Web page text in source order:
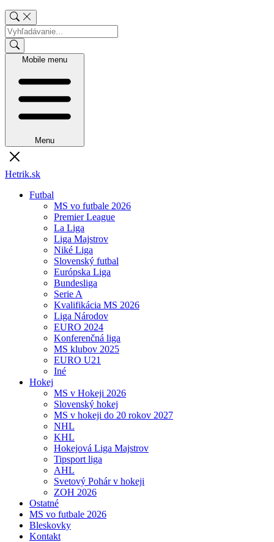
Mobile menu
Menu
Hetrik.sk
Futbal
MS vo futbale 2026
Premier League
La Liga
Liga Majstrov
Niké Liga
Slovenský futbal
Európska Liga
Bundesliga
Serie A
Kvalifikácia MS 2026
Liga Národov
EURO 2024
Konferenčná liga
MS klubov 2025
EURO U21
Iné
Hokej
MS v Hokeji 2026
Slovenský hokej
MS v hokeji do 20 rokov 2027
NHL
KHL
Hokejová Liga Majstrov
Tipsport liga
AHL
Svetový Pohár v hokeji
ZOH 2026
Ostatné
MS vo futbale 2026
Bleskovky
Kontakt